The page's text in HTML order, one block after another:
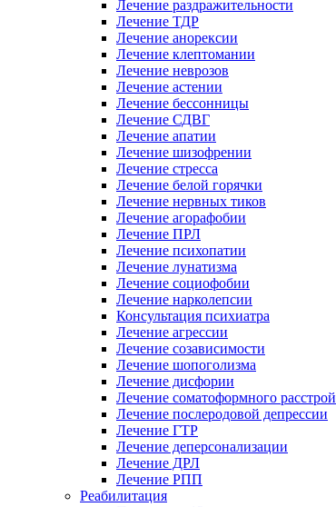
Лечение раздражительности
Лечение ТДР
Лечение анорексии
Лечение клептомании
Лечение неврозов
Лечение астении
Лечение бессонницы
Лечение СДВГ
Лечение апатии
Лечение шизофрении
Лечение стресса
Лечение белой горячки
Лечение нервных тиков
Лечение агорафобии
Лечение ПРЛ
Лечение психопатии
Лечение лунатизма
Лечение социофобии
Лечение нарколепсии
Консультация психиатра
Лечение агрессии
Лечение созависимости
Лечение шопоголизма
Лечение дисфории
Лечение соматоформного
Лечение послеродовой депрессии
Лечение ГТР
Лечение деперсонализации
Лечение ДРЛ
Лечение РПП
Реабилитация